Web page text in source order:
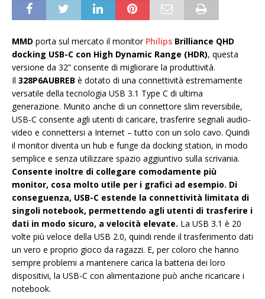
MMD porta sul mercato il monitor Philips Brilliance QHD
docking USB-C con High Dynamic Range (HDR), questa
versione da 32” consente di migliorare la produttività.
Il 328P6AUBREB è dotato di una connettività estremamente
versatile della tecnologia USB 3.1 Type C di ultima
generazione. Munito anche di un connettore slim reversibile,
USB-C consente agli utenti di caricare, trasferire segnali audio-
video e connettersi a Internet – tutto con un solo cavo. Quindi
il monitor diventa un hub e funge da docking station, in modo
semplice e senza utilizzare spazio aggiuntivo sulla scrivania.
Consente inoltre di collegare comodamente più
monitor, cosa molto utile per i grafici ad esempio. Di
conseguenza, USB-C estende la connettività limitata di
singoli notebook, permettendo agli utenti di trasferire i
dati in modo sicuro, a velocità elevate. La USB 3.1 è 20
volte più veloce della USB 2.0, quindi rende il trasferimento dati
un vero e proprio gioco da ragazzi. E, per coloro che hanno
sempre problemi a mantenere carica la batteria dei loro
dispositivi, la USB-C con alimentazione può anche ricaricare i
notebook.